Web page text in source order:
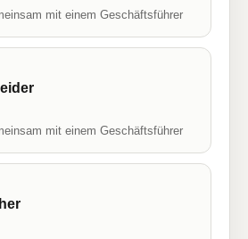
mit einem Geschäftsführer
mit einem Geschäftsführer